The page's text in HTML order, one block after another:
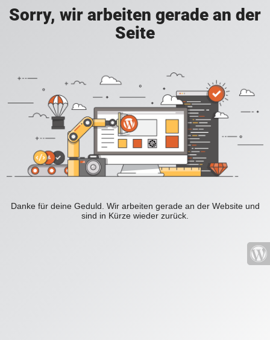
Sorry, wir arbeiten gerade an der
Seite
Danke für deine Geduld. Wir arbeiten gerade an der Website und
sind in Kürze wieder zurück.